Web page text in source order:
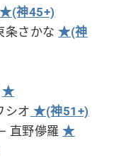
★(神45+)
条さかな★(神
★
シオ ★(神51+)
直野儚羅★